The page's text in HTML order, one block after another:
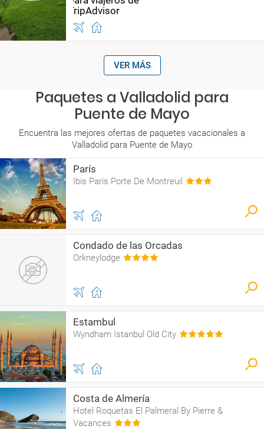
VER MÁS
Paquetes a Valladolid para
Puente de Mayo
Encuentra las mejores ofertas de paquetes vacacionales a
Valladolid para Puente de Mayo
París
Ibis Paris Porte De Montreuil
Condado de las Orcadas
Orkneylodge
Estambul
Wyndham Istanbul Old City
Costa de Almería
Hotel Roquetas El Palmeral By Pierre &
Vacances